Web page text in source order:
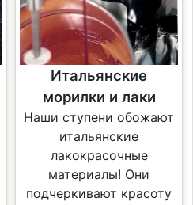
Итальянские
морилки и лаки
Наши ступени обожают
итальянские
лакокрасочные
материалы! Они
подчеркивают красоту